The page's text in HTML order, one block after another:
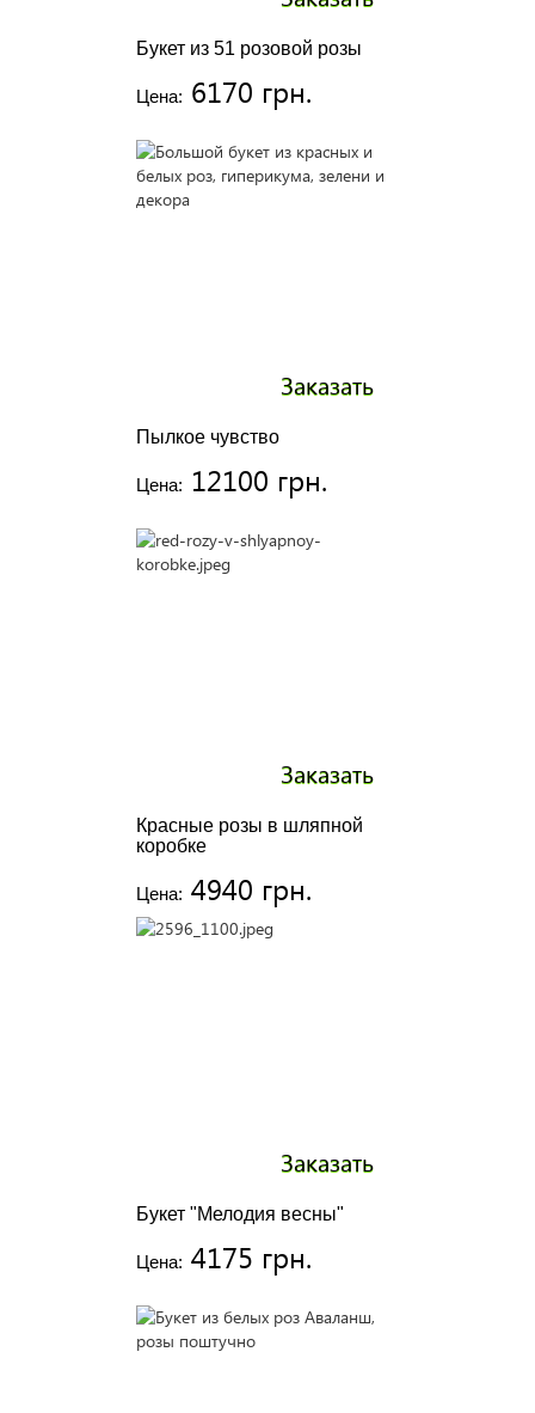
Букет из 51 розовой розы
Цена: 6170 грн.
Пылкое чувство
Цена: 12100 грн.
Заказать
Красные розы в шляпной
коробке
Цена: 4940 грн.
Заказать
Букет "Мелодия весны"
Цена: 4175 грн.
Заказать